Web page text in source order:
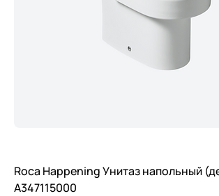
Roca Happening Унитаз напольный
A347115000